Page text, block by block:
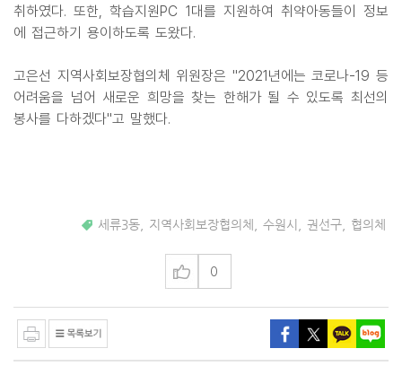
취하였다. 또한, 학습지원PC 1대를 지원하여 취약아동들이 정보
에 접근하기 용이하도록 도왔다.
고은선 지역사회보장협의체 위원장은 "2021년에는 코로나-19 등
어려움을 넘어 새로운 희망을 찾는 한해가 될 수 있도록 최선의
봉사를 다하겠다"고 말했다.
세류3동 지역사회보장협의체 수원시 권선구 협의체
0